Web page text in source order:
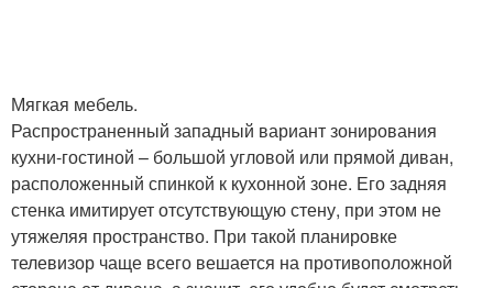
Мягкая мебель.
Распространенный западный вариант зонирования
кухни-гостиной – большой угловой или прямой диван,
расположенный спинкой к кухонной зоне. Его задняя
стенка имитирует отсутствующую стену, при этом не
утяжеляя пространство. При такой планировке
телевизор чаще всего вешается на противоположной